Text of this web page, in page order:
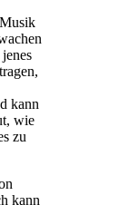
kann
wie
zu
kann